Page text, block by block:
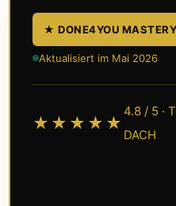
★ DONE4YOU
Aktualisiert im Mai 2026
★★★★★
4.8 / 5 ·
DACH